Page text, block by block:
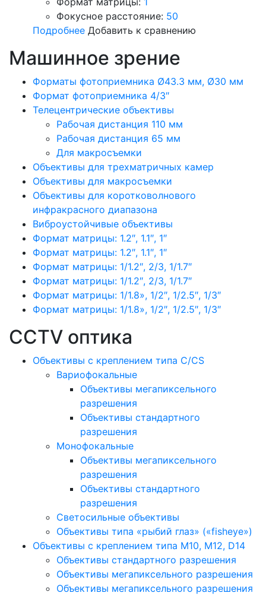
Фокусное расстояние: 50
Подробнее Добавить к сравнению
Машинное зрение
Форматы фотоприемника Ø43.3 мм, Ø30 мм
Формат фотоприемника 4/3″
Телецентрические объективы
Рабочая дистанция 110 мм
Рабочая дистанция 65 мм
Для макросъемки
Объективы для трехматричных камер
Объективы для макросъемки
Объективы для коротковолнового
инфракрасного диапазона
Виброустойчивые объективы
Формат матрицы: 1.2″, 1.1″, 1″
Формат матрицы: 1.2″, 1.1″, 1″
Формат матрицы: 1/1.2″, 2/3, 1/1.7″
Формат матрицы: 1/1.2″, 2/3, 1/1.7″
Формат матрицы: 1/1.8», 1/2″, 1/2.5″, 1/3″
Формат матрицы: 1/1.8», 1/2″, 1/2.5″, 1/3″
CCTV оптика
Объективы с креплением типа C/CS
Вариофокальные
Объективы мегапиксельного
разрешения
Объективы стандартного
разрешения
Монофокальные
Объективы мегапиксельного
разрешения
Объективы стандартного
разрешения
Светосильные объективы
Объективы типа «рыбий глаз» («fisheye»)
Объективы с креплением типа M10, M12, D14
Объективы стандартного разрешения
Объективы мегапиксельного разрешения
Объективы мегапиксельного разрешения